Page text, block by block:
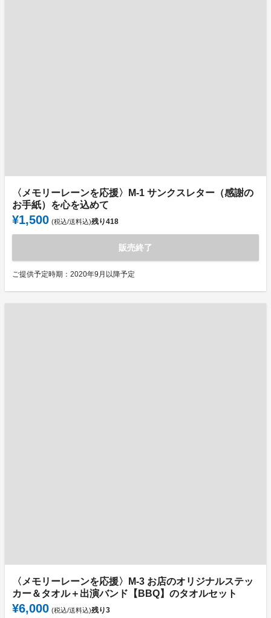
〈メモリーレーンを応援〉M-1 サンクスレター（感謝の
お手紙）を心を込めて
¥1,500 (税込/送料込)残り418
販売終了
ご提供予定時期：2020年9月以降予定
〈メモリーレーンを応援〉M-3 お店のオリジナルステッ
カー＆タオル＋出演バンド【BBQ】のタオルセット
¥6,000 (税込/送料込)残り3